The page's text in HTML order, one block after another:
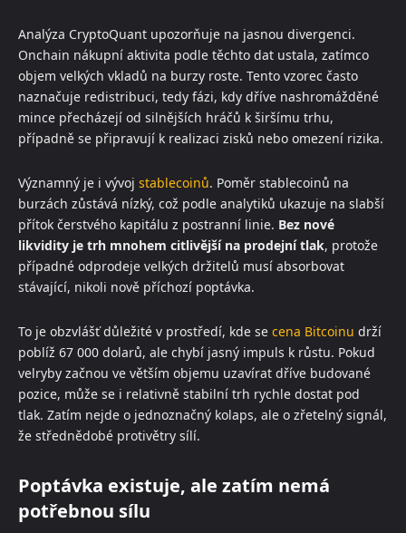
Analýza CryptoQuant upozorňuje na jasnou divergenci.
Onchain nákupní aktivita podle těchto dat ustala, zatímco
objem velkých vkladů na burzy roste. Tento vzorec často
naznačuje redistribuci, tedy fázi, kdy dříve nashromážděné
mince přecházejí od silnějších hráčů k širšímu trhu,
případně se připravují k realizaci zisků nebo omezení rizika.
Významný je i vývoj stablecoinů. Poměr stablecoinů na
burzách zůstává nízký, což podle analytiků ukazuje na slabší
přítok čerstvého kapitálu z postranní linie. Bez nové
likvidity je trh mnohem citlivější na prodejní tlak, protože
případné odprodeje velkých držitelů musí absorbovat
stávající, nikoli nově příchozí poptávka.
To je obzvlášť důležité v prostředí, kde se cena Bitcoinu drží
poblíž 67 000 dolarů, ale chybí jasný impuls k růstu. Pokud
velryby začnou ve větším objemu uzavírat dříve budované
pozice, může se i relativně stabilní trh rychle dostat pod
tlak. Zatím nejde o jednoznačný kolaps, ale o zřetelný signál,
že střednědobé protivětry sílí.
Poptávka existuje, ale zatím nemá
potřebnou sílu